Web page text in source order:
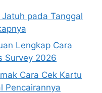
pada Tanggal
Lengkap Cara
Survey 2026
Cara Cek Kartu
Pencairannya